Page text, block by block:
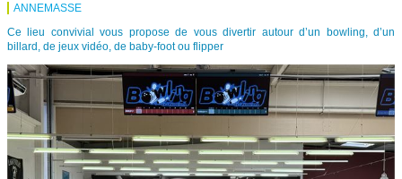
ANNEMASSE
Ce lieu convivial vous propose de vous divertir autour d’un bowling, d’un
billard, de jeux vidéo, de baby-foot ou flipper